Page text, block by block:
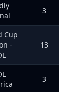
3
Cup
-
13
3